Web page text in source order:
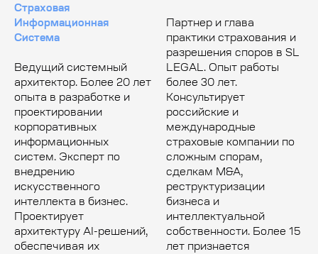
Страховая
Информационная
Система
Ведущий системный
архитектор. Более 20 лет
опыта в разработке и
проектировании
корпоративных
информационных
систем. Эксперт по
внедрению
искусственного
интеллекта в бизнес.
Проектирует
архитектуру AI-решений,
обеспечивая их
Партнер и глава
практики страхования и
разрешения споров в SL
LEGAL. Опыт работы
более 30 лет.
Консультирует
российские и
международные
страховые компании по
сложным спорам,
сделкам M&A,
реструктуризации
бизнеса и
интеллектуальной
собственности. Более 15
лет признается